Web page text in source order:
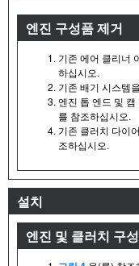
엔진 구성품 제거
기존 에어 클리너
하십시오.
기존 배기 시스템
엔진 톱 엔드 및
를 참조하십시오.
기존 클러치 다이
조하십시오.
설치
엔진 및 클러치 구